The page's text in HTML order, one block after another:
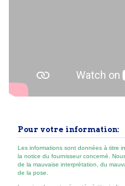
Pour votre information:
Les informations sont données à titre
la notice du fournisseur concerné.
de la mauvaise interprétation, du
de la pose.